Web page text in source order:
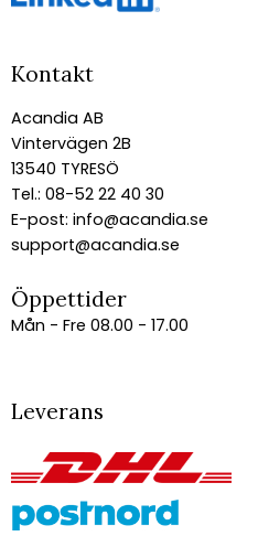
Kontakt
Acandia AB
Vintervägen 2B
13540 TYRESÖ
Tel.: 08-52 22 40 30
E-post: info@acandia.se
support@acandia.se
Öppettider
Mån - Fre 08.00 - 17.00
Leverans